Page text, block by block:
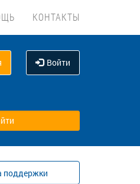
КОНТАКТЫ
Войти
поддержки